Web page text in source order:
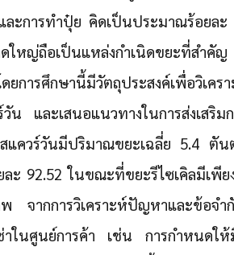
ะการทำปุ๋ย คิดเป็นประมาณร้อยละ
หญ่ถือเป็นแหล่งกำเนิดขยะที่สำคัญ
การศึกษานี้มีวัตถุประสงค์เพื่อวิเค
น และเสนอแนวทางในการส่งเสริ
สแควร์วันมีปริมาณขยะเฉลี่ย 5.4
ละ 92.52 ในขณะที่ขยะรีไซเคิลมีเพี
จากการวิเคราะห์ปัญหาและข้อจ
าในศูนย์การค้า เช่น การกำหนดใ